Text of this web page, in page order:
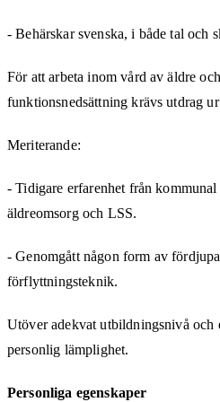
- Behärskar svenska, i både tal och
För att arbeta inom vård av äldre
funktionsnedsättning krävs utdrag
Meriterande:
- Tidigare erfarenhet från
äldreomsorg och LSS.
- Genomgått någon form av
förflyttningsteknik.
Utöver adekvat utbildningsnivå och
personlig lämplighet.
Personliga egenskaper